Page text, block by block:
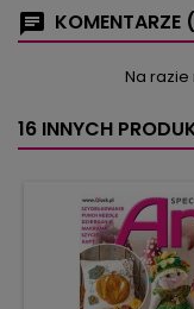
Na
16 INNYCH